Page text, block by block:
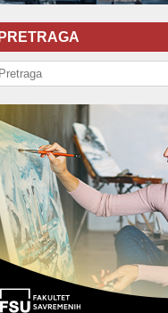
PRETRAGA